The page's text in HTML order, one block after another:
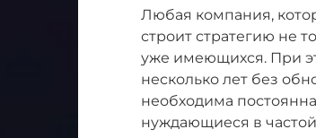
Любая компания,
строит стратегию не
уже имеющихся. При
несколько лет без
необходима
нуждающиеся в